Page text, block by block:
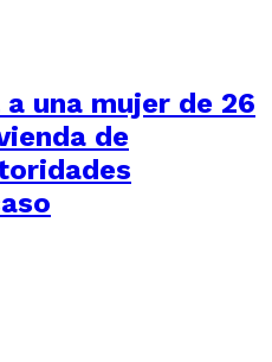
una mujer de 26
de